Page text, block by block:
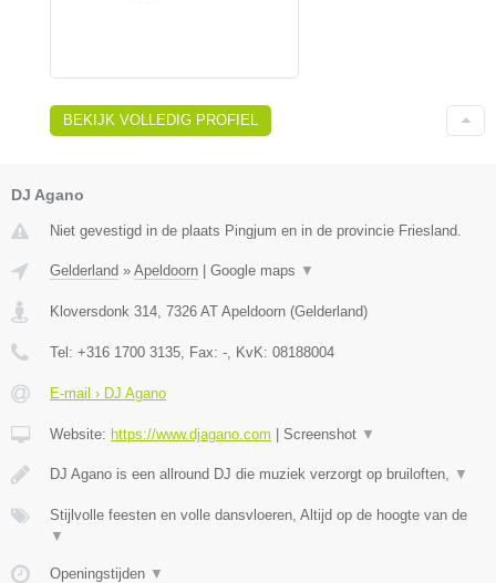
BEKIJK VOLLEDIG PROFIEL
DJ Agano
Niet gevestigd in de plaats Pingjum en in de provincie Friesland.
Gelderland » Apeldoorn Google maps ▼
Kloversdonk 314, 7326 AT Apeldoorn (Gelderland)
Tel: +316 1700 3135, Fax: -, KvK: 08188004
E-mail › DJ Agano
Website: https://www.djagano.com Screenshot ▼
DJ Agano is een allround DJ die muziek verzorgt op bruiloften, ▼
Stijlvolle feesten en volle dansvloeren, Altijd op de hoogte van de
▼
Openingstijden ▼